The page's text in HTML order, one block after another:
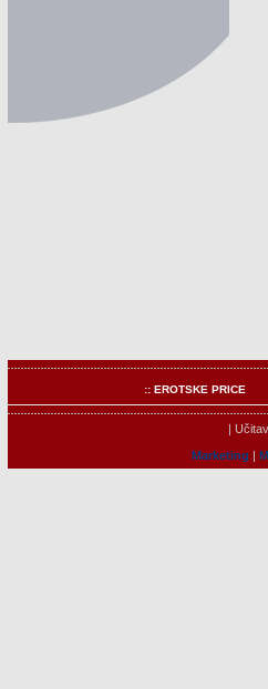
:: EROTSKE PRICE
|
Marketing |